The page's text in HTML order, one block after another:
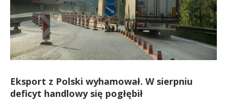
Eksport z Polski wyhamował. W sierpniu
deficyt handlowy się pogłębił